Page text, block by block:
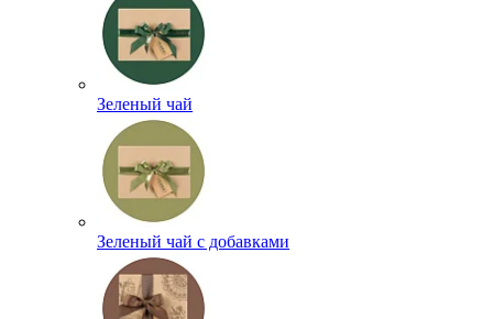
Зеленый чай
Зеленый чай с добавками